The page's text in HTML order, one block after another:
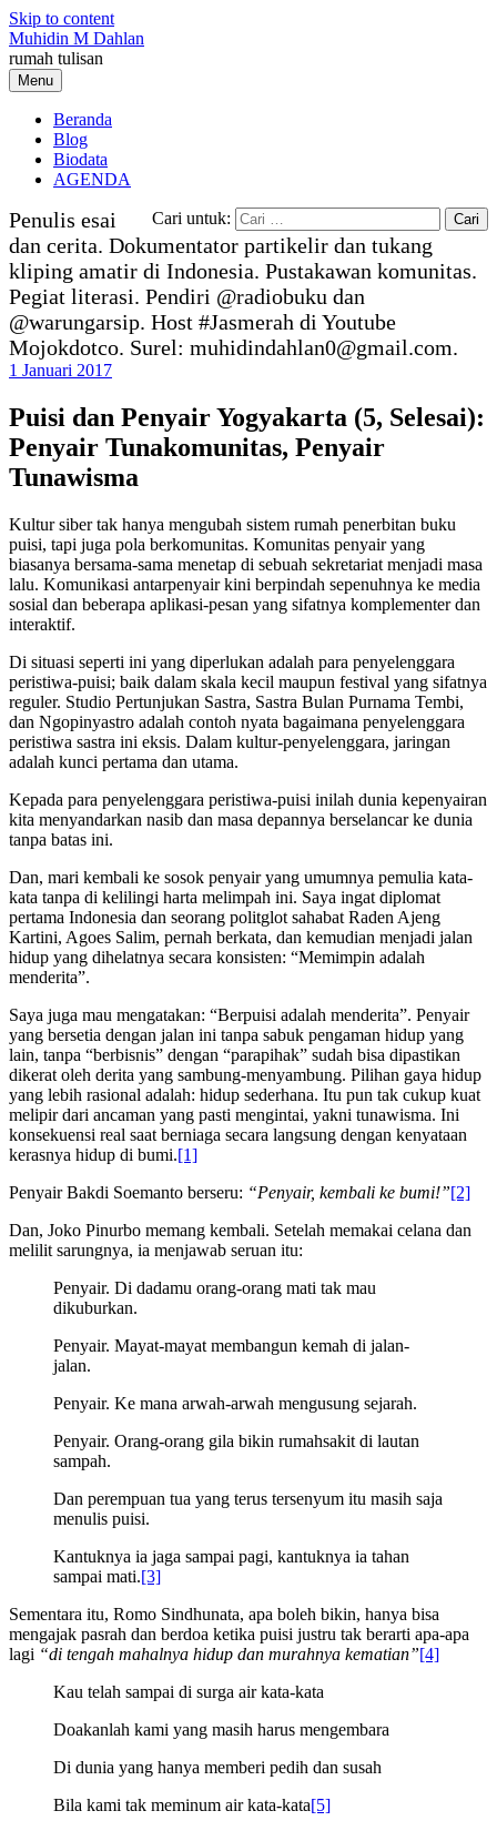
Skip to content
Muhidin M Dahlan
rumah tulisan
Menu
Beranda
Blog
Biodata
AGENDA
Cari untuk:
Penulis esai
dan cerita. Dokumentator partikelir dan tukang
kliping amatir di Indonesia. Pustakawan komunitas.
Pegiat literasi. Pendiri @radiobuku dan
@warungarsip. Host #Jasmerah di Youtube
Mojokdotco. Surel: muhidindahlan0@gmail.com.
1 Januari 2017
Puisi dan Penyair Yogyakarta (5, Selesai):
Penyair Tunakomunitas, Penyair
Tunawisma
Kultur siber tak hanya mengubah sistem rumah penerbitan buku
puisi, tapi juga pola berkomunitas. Komunitas penyair yang
biasanya bersama-sama menetap di sebuah sekretariat menjadi masa
lalu. Komunikasi antarpenyair kini berpindah sepenuhnya ke media
sosial dan beberapa aplikasi-pesan yang sifatnya komplementer dan
interaktif.
Di situasi seperti ini yang diperlukan adalah para penyelenggara
peristiwa-puisi; baik dalam skala kecil maupun festival yang sifatnya
reguler. Studio Pertunjukan Sastra, Sastra Bulan Purnama Tembi,
dan Ngopinyastro adalah contoh nyata bagaimana penyelenggara
peristiwa sastra ini eksis. Dalam kultur-penyelenggara, jaringan
adalah kunci pertama dan utama.
Kepada para penyelenggara peristiwa-puisi inilah dunia kepenyairan
kita menyandarkan nasib dan masa depannya berselancar ke dunia
tanpa batas ini.
Dan, mari kembali ke sosok penyair yang umumnya pemulia kata-
kata tanpa di kelilingi harta melimpah ini. Saya ingat diplomat
pertama Indonesia dan seorang politglot sahabat Raden Ajeng
Kartini, Agoes Salim, pernah berkata, dan kemudian menjadi jalan
hidup yang dihelatnya secara konsisten: “Memimpin adalah
menderita”.
Saya juga mau mengatakan: “Berpuisi adalah menderita”. Penyair
yang bersetia dengan jalan ini tanpa sabuk pengaman hidup yang
lain, tanpa “berbisnis” dengan “parapihak” sudah bisa dipastikan
dikerat oleh derita yang sambung-menyambung. Pilihan gaya hidup
yang lebih rasional adalah: hidup sederhana. Itu pun tak cukup kuat
melipir dari ancaman yang pasti mengintai, yakni tunawisma. Ini
konsekuensi real saat berniaga secara langsung dengan kenyataan
kerasnya hidup di bumi.[1]
Penyair Bakdi Soemanto berseru: “Penyair, kembali ke bumi!”[2]
Dan, Joko Pinurbo memang kembali. Setelah memakai celana dan
melilit sarungnya, ia menjawab seruan itu:
Penyair. Di dadamu orang-orang mati tak mau
dikuburkan.
Penyair. Mayat-mayat membangun kemah di jalan-
jalan.
Penyair. Ke mana arwah-arwah mengusung sejarah.
Penyair. Orang-orang gila bikin rumahsakit di lautan
sampah.
Dan perempuan tua yang terus tersenyum itu masih saja
menulis puisi.
Kantuknya ia jaga sampai pagi, kantuknya ia tahan
sampai mati.[3]
Sementara itu, Romo Sindhunata, apa boleh bikin, hanya bisa
mengajak pasrah dan berdoa ketika puisi justru tak berarti apa-apa
lagi “di tengah mahalnya hidup dan murahnya kematian”[4]
Kau telah sampai di surga air kata-kata
Doakanlah kami yang masih harus mengembara
Di dunia yang hanya memberi pedih dan susah
Bila kami tak meminum air kata-kata[5]